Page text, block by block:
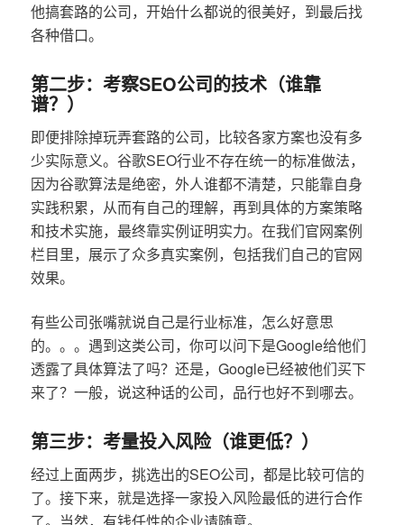
他搞套路的公司，开始什么都说的很美好，到最后找
各种借口。
第二步：考察SEO公司的技术（谁靠
谱？）
即便排除掉玩弄套路的公司，比较各家方案也没有多
少实际意义。谷歌SEO行业不存在统一的标准做法，
因为谷歌算法是绝密，外人谁都不清楚，只能靠自身
实践积累，从而有自己的理解，再到具体的方案策略
和技术实施，最终靠实例证明实力。在我们官网案例
栏目里，展示了众多真实案例，包括我们自己的官网
效果。
有些公司张嘴就说自己是行业标准，怎么好意思
的。。。遇到这类公司，你可以问下是Google给他们
透露了具体算法了吗？还是，Google已经被他们买下
来了？一般，说这种话的公司，品行也好不到哪去。
第三步：考量投入风险（谁更低？）
经过上面两步，挑选出的SEO公司，都是比较可信的
了。接下来，就是选择一家投入风险最低的进行合作